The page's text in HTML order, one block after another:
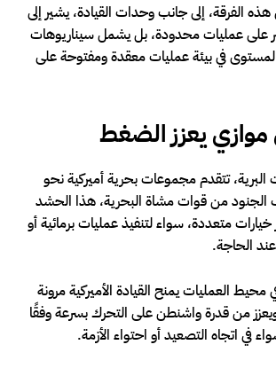
الفرقة، إلى جانب وحدات القيادة، يشير إلى
على عمليات محدودة، بل يشمل سيناريوهات
في بيئة عمليات معقدة ومفتوحة على
يعزز الضغط
البرية، تتقدم مجموعات بحرية أميركية نحو
الجنود من قوات مشاة البحرية، هذا الحشد
متعددة، سواء لتنفيذ عمليات برمائية أو
الحاجة.
العمليات يمنح القيادة الأميركية مرونة
ويعزز من قدرة واشنطن على التحرك بسرعة وفقًا
في اتجاه التصعيد أو احتواء الأزمة.